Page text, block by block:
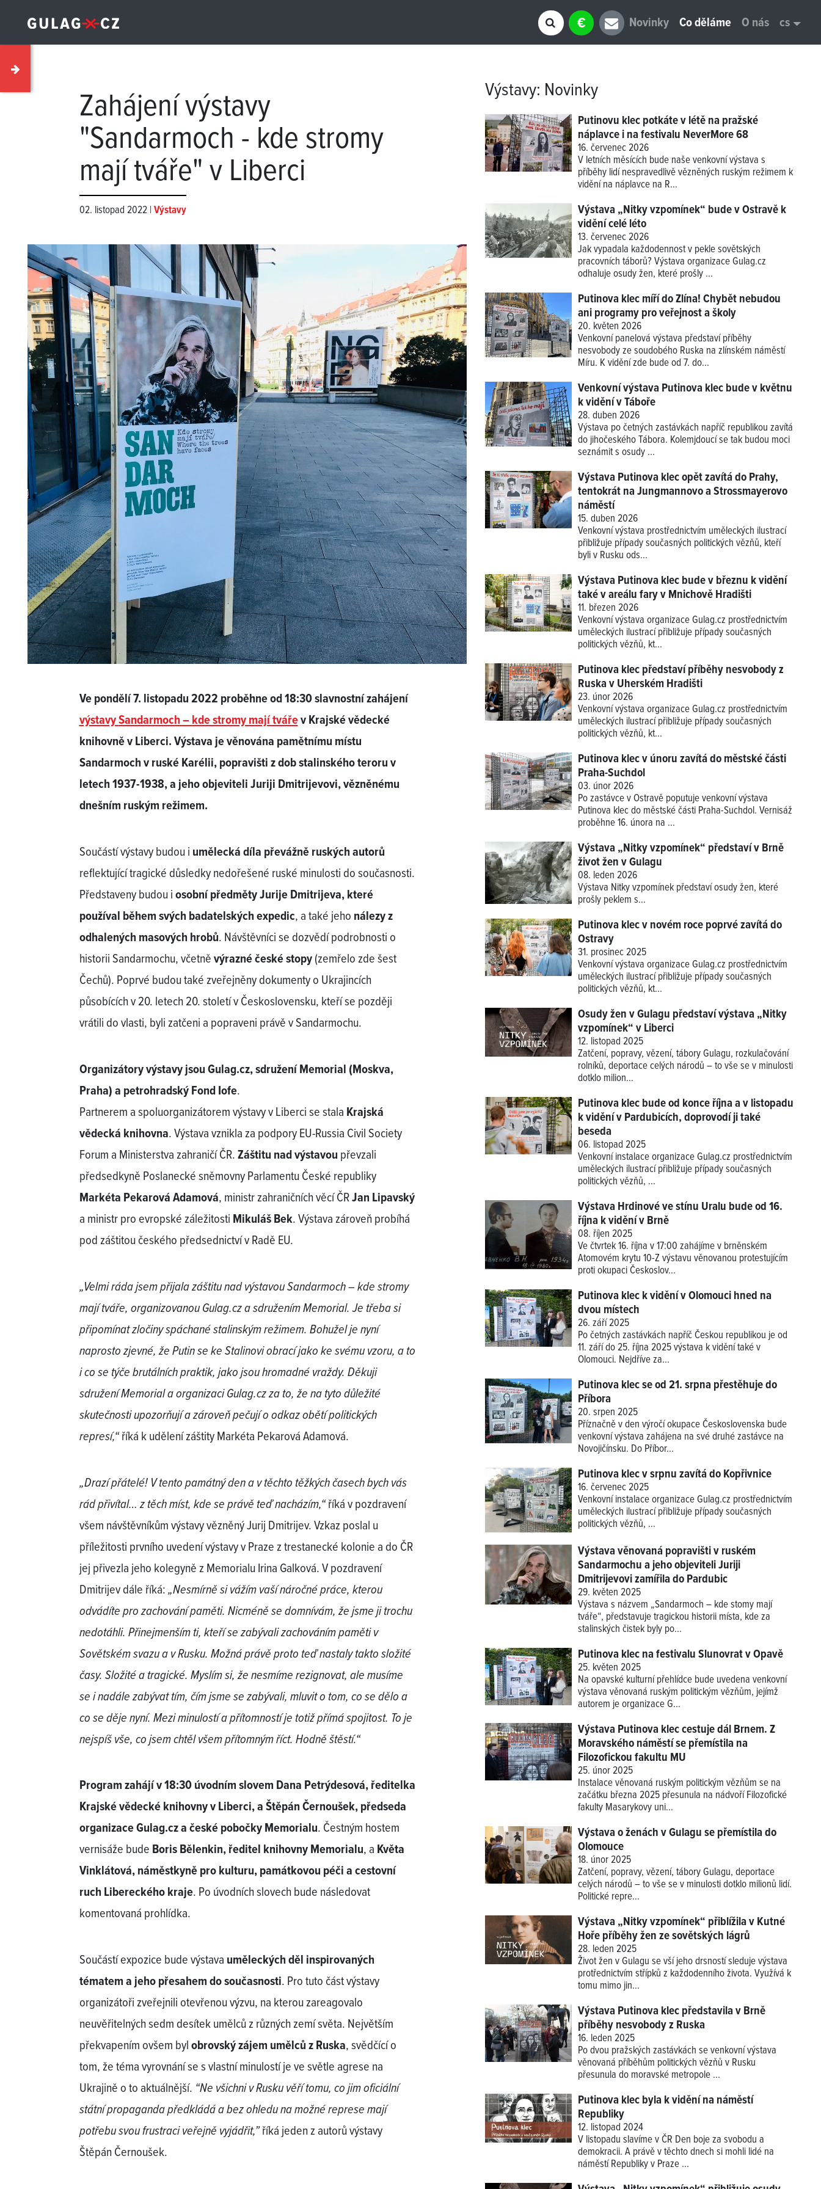
€ Novinky Co děláme O nás cs
Zahájení výstavy
"Sandarmoch - kde stromy
mají tváře" v Liberci
02. listopad 2022 | Výstavy
Ve pondělí 7. listopadu 2022 proběhne od 18:30 slavnostní zahájení
výstavySandarmoch – kde stromy mají tvářev Krajské vědecké
knihovně v Liberci. Výstava je věnována pamětnímu místu
Sandarmoch v ruské Karélii, popravišti z dob stalinského teroru v
letech 1937-1938, a jeho objeviteli Juriji Dmitrijevovi, vězněnému
dnešním ruským režimem.
Součástí výstavy budou i umělecká díla převážně ruských autorů
reflektující tragické důsledky nedořešené ruské minulosti do současnosti.
Představeny budou iosobní předměty Jurije Dmitrijeva, které
používal během svých badatelských expedic, a také jeho nálezy z
odhalených masových hrobů. Návštěvníci se dozvědí podrobnosti o
historii Sandarmochu, včetněvýrazné české stopy(zemřelo zde šest
Čechů). Poprvé budou také zveřejněny dokumenty o Ukrajincích
působících v 20. letech 20. století v Československu, kteří se později
vrátili do vlasti, byli zatčeni a popraveni právě v Sandarmochu.
Organizátory výstavy jsou Gulag.cz, sdružení Memorial (Moskva,
Praha) a petrohradský Fond Iofe.
Partnerem a spoluorganizátorem výstavy v Liberci se stala Krajská
vědecká knihovna. Výstava vznikla za podpory EU-Russia Civil Society
Forum a Ministerstva zahraničí ČR.Záštitu nad výstavou převzali
předsedkyně Poslanecké sněmovny Parlamentu České republiky
Markéta Pekarová Adamová, ministr zahraničních věcí ČRJan Lipavský
a ministr pro evropské záležitosti Mikuláš Bek. Výstava zároveň probíhá
pod záštitou českého předsednictví v Radě EU.
„Velmi ráda jsem přijala záštitu nad výstavou Sandarmoch – kde stromy
mají tváře, organizovanou Gulag.cz a sdružením Memorial. Je třeba si
připomínat zločiny spáchané stalinským režimem. Bohužel je nyní
naprosto zjevné, že Putin se ke Stalinovi obrací jako ke svému vzoru, a to
i co se týče brutálních praktik, jako jsou hromadné vraždy. Děkuji
sdružení Memorial a organizaci Gulag.cz za to, že na tyto důležité
skutečnosti upozorňují a zároveň pečují o odkaz obětí politických
represí,“říká k udělení záštity Markéta Pekarová Adamová.
„Drazí přátelé! V tento památný den a v těchto těžkých časech bych vás
rád přivítal… z těch míst, kde se právě teď nacházím,“říká v pozdravení
všem návštěvníkům výstavy vězněný Jurij Dmitrijev. Vzkaz poslal u
příležitosti prvního uvedení výstavy v Praze z trestanecké kolonie a do ČR
jej přivezla jeho kolegyně z Memorialu Irina Galková. V pozdravení
Dmitrijev dále říká:„Nesmírně si vážím vaší náročné práce, kterou
odvádíte pro zachování paměti. Nicméně se domnívám, že jsme ji trochu
nedotáhli. Přinejmenším ti, kteří se zabývali zachováním paměti v
Sovětském svazu a v Rusku. Možná právě proto teď nastaly takto složité
časy. Složité a tragické. Myslím si, že nesmíme rezignovat, ale musíme
se i nadále zabývat tím, čím jsme se zabývali, mluvit o tom, co se dělo a
co se děje nyní. Mezi minulostí a přítomností je totiž přímá spojitost. To je
nejspíš vše, co jsem chtěl všem přítomným říct. Hodně štěstí.“
Program zahájí v 18:30 úvodním slovem Dana Petrýdesová, ředitelka
Krajské vědecké knihovny v Liberci, a Štěpán Černoušek, předseda
organizace Gulag.cz a české pobočky Memorialu. Čestným hostem
vernisáže bude Boris Bělenkin, ředitel knihovny Memorialu, a Květa
Vinklátová, náměstkyně pro kulturu, památkovou péči a cestovní
ruch Libereckého kraje. Po úvodních slovech bude následovat
komentovaná prohlídka.
Součástí expozice bude výstava uměleckých děl inspirovaných
tématem a jeho přesahem do současnosti. Pro tuto část výstavy
organizátoři zveřejnili otevřenou výzvu, na kterou zareagovalo
neuvěřitelných sedm desítek umělců z různých zemí světa. Největším
překvapením ovšem bylobrovský zájem umělců z Ruska, svědčící o
tom, že téma vyrovnání se s vlastní minulostí je ve světle agrese na
Ukrajině o to aktuálnější. “Ne všichni v Rusku věří tomu, co jim oficiální
státní propaganda předkládá a bez ohledu na možné represe mají
potřebu svou frustraci veřejně vyjádřit,”říká jeden z autorů výstavy
Štěpán Černoušek.
Výstavy: Novinky
Putinovu klec potkáte v létě na pražské
náplavce i na festivalu NeverMore 68
16. červenec 2026
V letních měsících bude naše venkovní výstava s
příběhy lidí nespravedlivě vězněných ruským režimem k
vidění na náplavce na R...
Výstava „Nitky vzpomínek“ bude v Ostravě k
vidění celé léto
13. červenec 2026
Jak vypadala každodennost v pekle sovětských
pracovních táborů? Výstava organizace Gulag.cz
odhaluje osudy žen, které prošly ...
Putinova klec míří do Zlína! Chybět nebudou
ani programy pro veřejnost a školy
20. květen 2026
Venkovní panelová výstava představí příběhy
nesvobody ze soudobého Ruska na zlínském náměstí
Míru. K vidění zde bude od 7. do...
Venkovní výstava Putinova klec bude v květnu
k vidění v Táboře
28. duben 2026
Výstava po četných zastávkách napříč republikou zavítá
do jihočeského Tábora. Kolemjdoucí se tak budou moci
seznámit s osudy ...
Výstava Putinova klec opět zavítá do Prahy,
tentokrát na Jungmannovo a Strossmayerovo
náměstí
15. duben 2026
Venkovní výstava prostřednictvím uměleckých ilustrací
přibližuje případy současných politických vězňů, kteří
byli v Rusku ods...
Výstava Putinova klec bude v březnu k vidění
také v areálu fary v Mnichově Hradišti
11. březen 2026
Venkovní výstava organizace Gulag.cz prostřednictvím
uměleckých ilustrací přibližuje případy současných
politických vězňů, kt...
Putinova klec představí příběhy nesvobody z
Ruska v Uherském Hradišti
23. únor 2026
Venkovní výstava organizace Gulag.cz prostřednictvím
uměleckých ilustrací přibližuje případy současných
politických vězňů, kt...
Putinova klec v únoru zavítá do městské části
Praha-Suchdol
03. únor 2026
Po zastávce v Ostravě poputuje venkovní výstava
Putinova klec do městské části Praha-Suchdol. Vernisáž
proběhne 16. února na ...
Výstava „Nitky vzpomínek“ představí v Brně
život žen v Gulagu
08. leden 2026
Výstava Nitky vzpomínekpředstaví osudy žen, které
prošly peklem s...
Putinova klec v novém roce poprvé zavítá do
Ostravy
31. prosinec 2025
Venkovní výstava organizace Gulag.cz prostřednictvím
uměleckých ilustrací přibližuje případy současných
politických vězňů, kt...
Osudy žen v Gulagu představí výstava „Nitky
vzpomínek“ v Liberci
12. listopad 2025
Zatčení, popravy, vězení, tábory Gulagu, rozkulačování
rolníků, deportace celých národů – to vše se v minulosti
dotklo milion...
Putinova klec bude od konce října a v listopadu
k vidění v Pardubicích, doprovodí ji také
beseda
06. listopad 2025
Venkovní instalace organizace Gulag.cz prostřednictvím
uměleckých ilustrací přibližuje případy současných
politických vězňů, ...
Výstava Hrdinové ve stínu Uralu bude od 16.
října k vidění v Brně
08. říjen 2025
Ve čtvrtek 16. října v 17:00 zahájíme v brněnském
Atomovém krytu 10-Z výstavu věnovanou protestujícím
proti okupaci Českoslov...
Putinova klec k vidění v Olomouci hned na
dvou místech
26. září 2025
Po četných zastávkách napříč Českou republikou je od
11. září do 25. října 2025 výstava k vidění také v
Olomouci. Nejdříve za...
Putinova klec se od 21. srpna přestěhuje do
Příbora
20. srpen 2025
Příznačně v den výročí okupace Československa bude
venkovní výstava zahájena na své druhé zastávce na
Novojičínsku. Do Příbor...
Putinova klec v srpnu zavítá do Kopřivnice
16. červenec 2025
Venkovní instalace organizace Gulag.cz prostřednictvím
uměleckých ilustrací přibližuje případy současných
politických vězňů, ...
Výstava věnovaná popravišti v ruském
Sandarmochu a jeho objeviteli Juriji
Dmitrijevovi zamířila do Pardubic
29. květen 2025
Výstava s názvem „Sandarmoch – kde stomy mají
tváře“, představuje tragickou historii místa, kde za
stalinských čistek byly po...
Putinova klec na festivalu Slunovrat v Opavě
25. květen 2025
Na opavské kulturní přehlídce bude uvedena venkovní
výstava věnovaná ruským politickým vězňům, jejímž
autorem je organizace G...
Výstava Putinova klec cestuje dál Brnem. Z
Moravského náměstí se přemístila na
Filozofickou fakultu MU
25. únor 2025
Instalace věnovaná ruským politickým vězňům se na
začátku března 2025 přesunula na nádvoří Filozofické
fakulty Masarykovy uni...
Výstava o ženách v Gulagu se přemístila do
Olomouce
18. únor 2025
Zatčení, popravy, vězení, tábory Gulagu, deportace
celých národů – to vše se v minulosti dotklo milionů lidí.
Politické repre...
Výstava „Nitky vzpomínek“ přiblížila v Kutné
Hoře příběhy žen ze sovětských lágrů
28. leden 2025
Život žen v Gulagu se vší jeho drsností sleduje výstava
protřednictvím střípků z každodenního života. Využívá k
tomu mimo jin...
Výstava Putinova klec představila v Brně
příběhy nesvobody z Ruska
16. leden 2025
Po dvou pražských zastávkách se venkovní výstava
věnovaná příběhům politických vězňů v Rusku
přesunula do moravské metropole ...
Putinova klec byla k vidění na náměstí
Republiky
12. listopad 2024
V listopadu slavíme v ČR Den boje za svobodu a
demokracii. A právě v těchto dnech si mohli lidé na
náměstí Republiky v Praze ...